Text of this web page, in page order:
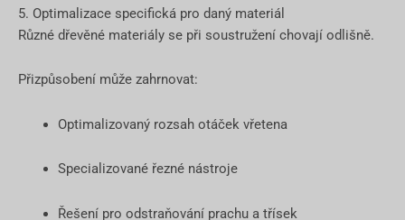
5. Optimalizace specifická pro daný materiál
Různé dřevěné materiály se při soustružení chovají odlišně.
Přizpůsobení může zahrnovat:
Optimalizovaný rozsah otáček vřetena
Specializované řezné nástroje
Řešení pro odstraňování prachu a třísek